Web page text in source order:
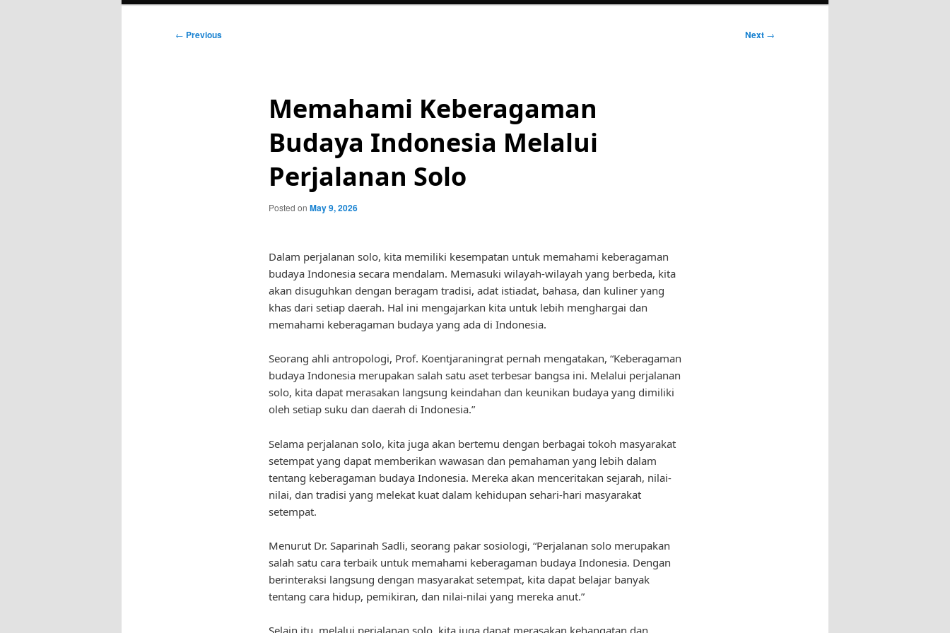
Post
← Previous Next →
Memahami Keberagaman
Budaya Indonesia Melalui
Perjalanan Solo
Posted on May 9, 2026
Dalam perjalanan solo, kita memiliki kesempatan untuk memahami keberagaman
budaya Indonesia secara mendalam. Memasuki wilayah-wilayah yang berbeda, kita
akan disuguhkan dengan beragam tradisi, adat istiadat, bahasa, dan kuliner yang
khas dari setiap daerah. Hal ini mengajarkan kita untuk lebih menghargai dan
memahami keberagaman budaya yang ada di Indonesia.
Seorang ahli antropologi, Prof. Koentjaraningrat pernah mengatakan, “Keberagaman
budaya Indonesia merupakan salah satu aset terbesar bangsa ini. Melalui perjalanan
solo, kita dapat merasakan langsung keindahan dan keunikan budaya yang dimiliki
oleh setiap suku dan daerah di Indonesia.”
Selama perjalanan solo, kita juga akan bertemu dengan berbagai tokoh masyarakat
setempat yang dapat memberikan wawasan dan pemahaman yang lebih dalam
tentang keberagaman budaya Indonesia. Mereka akan menceritakan sejarah, nilai-
nilai, dan tradisi yang melekat kuat dalam kehidupan sehari-hari masyarakat
setempat.
Menurut Dr. Saparinah Sadli, seorang pakar sosiologi, “Perjalanan solo merupakan
salah satu cara terbaik untuk memahami keberagaman budaya Indonesia. Dengan
berinteraksi langsung dengan masyarakat setempat, kita dapat belajar banyak
tentang cara hidup, pemikiran, dan nilai-nilai yang mereka anut.”